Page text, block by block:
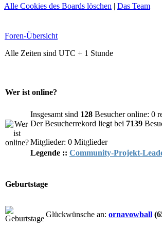
Alle Cookies des Boards löschen | Das Team
Foren-Übersicht
Alle Zeiten sind UTC + 1 Stunde
Wer ist online?
Insgesamt sind 128 Besucher online: 0
Der Besucherrekord liegt bei 7139
Mitglieder: 0 Mitglieder
Legende :: Community-Projekt-
Geburtstage
Glückwünsche an: ornavowball